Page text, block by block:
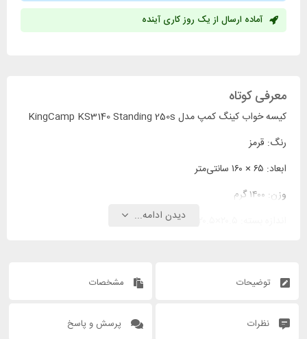
آماده ارسال از یک روز کاری آینده
معرفی کوتاه
کیسه خواب کینگ کمپ مدل KingCamp KS3140 Standing 250s
رنگ: قرمز
ابعاد: ۶۵ × ۱۶۰ سانتی‌متر
وزن: ۱۴۰۰ گرم
دیدن ادامه...
توضیحات مشخصات
نظرات پرسش و پاسخ